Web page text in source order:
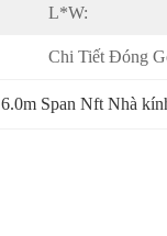
L*W:
Chi Tiết Đóng
6.0m Span Nft Nhà